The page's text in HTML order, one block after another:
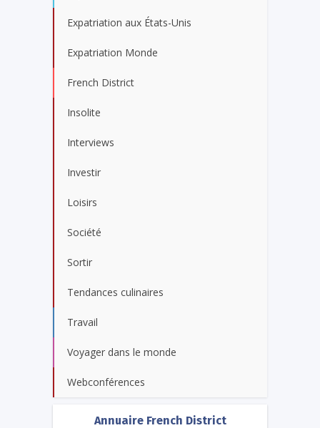
Expatriation aux États-Unis
Expatriation Monde
French District
Insolite
Interviews
Investir
Loisirs
Société
Sortir
Tendances culinaires
Travail
Voyager dans le monde
Webconférences
Annuaire French District